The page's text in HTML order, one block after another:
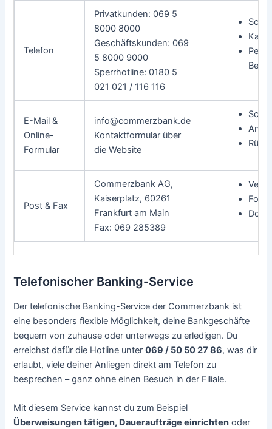
Telefon
Privatkunden: 069 5
8000 8000
Geschäftskunden: 069
5 8000 9000
Sperrhotline: 0180 5
021 021 / 116 116
E-Mail &
Online-
Formular
info@commerzbank.de
Kontaktformular über
die Website
Post & Fax
Commerzbank AG,
Kaiserplatz, 60261
Frankfurt am Main
Fax: 069 285389
Telefonischer Banking-Service
Der telefonische Banking-Service der Commerzbank ist
eine besonders flexible Möglichkeit, deine Bankgeschäfte
bequem von zuhause oder unterwegs zu erledigen. Du
erreichst dafür die Hotline unter069 / 50 50 27 86, was dir
erlaubt, viele deiner Anliegen direkt am Telefon zu
besprechen – ganz ohne einen Besuch in der Filiale.
Mit diesem Service kannst du zum Beispiel
Überweisungen tätigen, Daueraufträge einrichten oder